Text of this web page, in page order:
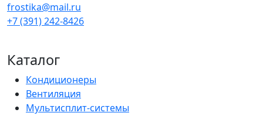
frostika@mail.ru
+7 (391) 242-8426
Каталог
Кондиционеры
Вентиляция
Мультисплит-системы